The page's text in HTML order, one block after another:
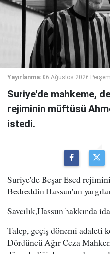
Yayınlanma: 06 Ağustos 2026
Suriye'de mahkeme,
rejiminin müftüsü
istedi.
Suriye'de Beşar Esed
Bedreddin Hassun'un
Savcılık,Hassun hakkında
Talep, geçiş dönemi adaleti
Dördüncü Ağır Ceza